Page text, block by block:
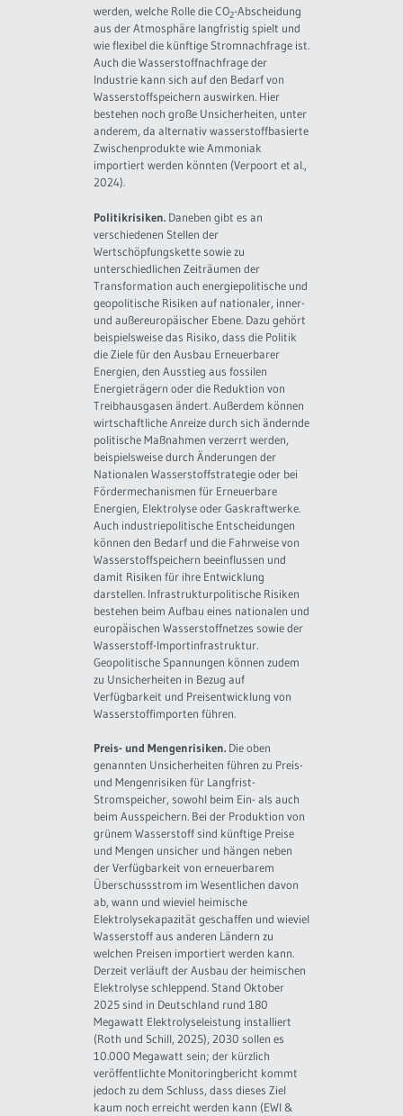
werden, welche Rolle die CO2-Abscheidung
aus der Atmosphäre langfristig spielt und
wie flexibel die künftige Stromnachfrage ist.
Auch die Wasserstoffnachfrage der
Industrie kann sich auf den Bedarf von
Wasserstoffspeichern auswirken. Hier
bestehen noch große Unsicherheiten, unter
anderem, da alternativ wasserstoffbasierte
Zwischenprodukte wie Ammoniak
importiert werden könnten (Verpoort et al.,
2024).
Politikrisiken.Daneben gibt es an
verschiedenen Stellen der
Wertschöpfungskette sowie zu
unterschiedlichen Zeiträumen der
Transformation auch energiepolitische und
geopolitische Risiken auf nationaler, inner-
und außereuropäischer Ebene. Dazu gehört
beispielsweise das Risiko, dass die Politik
die Ziele für den Ausbau Erneuerbarer
Energien, den Ausstieg aus fossilen
Energieträgern oder die Reduktion von
Treibhausgasen ändert. Außerdem können
wirtschaftliche Anreize durch sich ändernde
politische Maßnahmen verzerrt werden,
beispielsweise durch Änderungen der
Nationalen Wasserstoffstrategie oder bei
Fördermechanismen für Erneuerbare
Energien, Elektrolyse oder Gaskraftwerke.
Auch industriepolitische Entscheidungen
können den Bedarf und die Fahrweise von
Wasserstoffspeichern beeinflussen und
damit Risiken für ihre Entwicklung
darstellen. Infrastrukturpolitische Risiken
bestehen beim Aufbau eines nationalen und
europäischen Wasserstoffnetzes sowie der
Wasserstoff-Importinfrastruktur.
Geopolitische Spannungen können zudem
zu Unsicherheiten in Bezug auf
Verfügbarkeit und Preisentwicklung von
Wasserstoffimporten führen.
Preis- und Mengenrisiken.Die oben
genannten Unsicherheiten führen zu Preis-
und Mengenrisiken für Langfrist-
Stromspeicher, sowohl beim Ein- als auch
beim Ausspeichern. Bei der Produktion von
grünem Wasserstoff sind künftige Preise
und Mengen unsicher und hängen neben
der Verfügbarkeit von erneuerbarem
Überschussstrom im Wesentlichen davon
ab, wann und wieviel heimische
Elektrolysekapazität geschaffen und wieviel
Wasserstoff aus anderen Ländern zu
welchen Preisen importiert werden kann.
Derzeit verläuft der Ausbau der heimischen
Elektrolyse schleppend. Stand Oktober
2025 sind in Deutschland rund 180
Megawatt Elektrolyseleistung installiert
(Roth und Schill, 2025), 2030 sollen es
10.000 Megawatt sein; der kürzlich
veröffentlichte Monitoringbericht kommt
jedoch zu dem Schluss, dass dieses Ziel
kaum noch erreicht werden kann (EWI &